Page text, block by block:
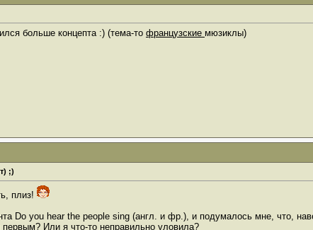
больше концепта :) (тема-то французские мюзиклы)
;)
плиз!
Do you hear the people sing (англ. и фр.), и подумалось мне, что,
Или я что-то неправильно уловила?